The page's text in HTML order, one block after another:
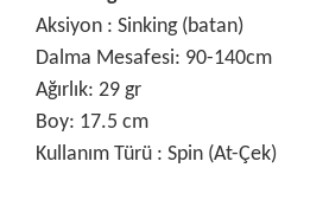
Aksiyon : Sinking (batan)
Dalma Mesafesi: 90-140cm
Ağırlık: 29 gr
Boy: 17.5 cm
Kullanım Türü : Spin (At-Çek)